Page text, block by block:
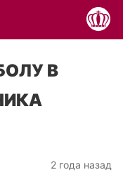
В
2 года назад